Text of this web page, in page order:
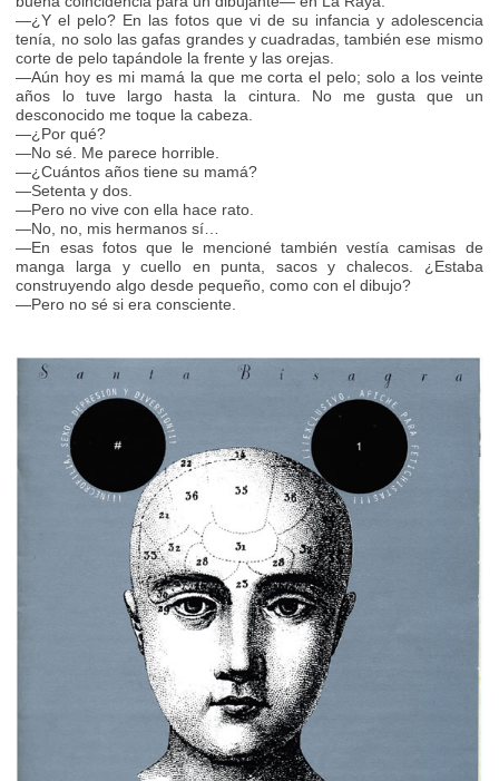
—¿Y el pelo? En las fotos que vi de su infancia y adolescencia
tenía, no solo las gafas grandes y cuadradas, también ese mismo
corte de pelo tapándole la frente y las orejas.
—Aún hoy es mi mamá la que me corta el pelo; solo a los veinte
años lo tuve largo hasta la cintura. No me gusta que un
desconocido me toque la cabeza.
—¿Por qué?
—No sé. Me parece horrible.
—¿Cuántos años tiene su mamá?
—Setenta y dos.
—Pero no vive con ella hace rato.
—No, no, mis hermanos sí…
—En esas fotos que le mencioné también vestía camisas de
manga larga y cuello en punta, sacos y chalecos. ¿Estaba
construyendo algo desde pequeño, como con el dibujo?
—Pero no sé si era consciente.